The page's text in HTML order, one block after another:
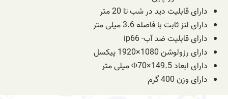
دارای قابلیت دید در شب تا 20 متر
دارای لنز ثابت با فاصله 3.6 میلی متر
دارای قابلیت ضد آب- ip66
دارای رزولوشن 1080×1920 پیکسل
دارای ابعاد Φ70×149.5 میلی متر
دارای وزن 400 گرم